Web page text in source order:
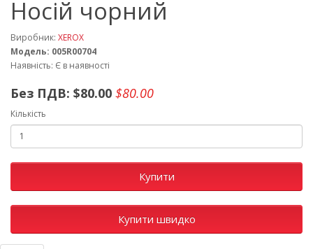
Носій чорний
Виробник: XEROX
Модель: 005R00704
Наявність: Є в наявності
Без ПДВ: $80.00 $80.00
Кількість
Купити
Купити швидко